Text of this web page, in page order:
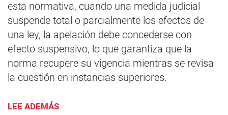
esta normativa, cuando una medida judicial
suspende total o parcialmente los efectos de
una ley, la apelación debe concederse con
efecto suspensivo, lo que garantiza que la
norma recupere su vigencia mientras se revisa
la cuestión en instancias superiores.
LEE ADEMÁS